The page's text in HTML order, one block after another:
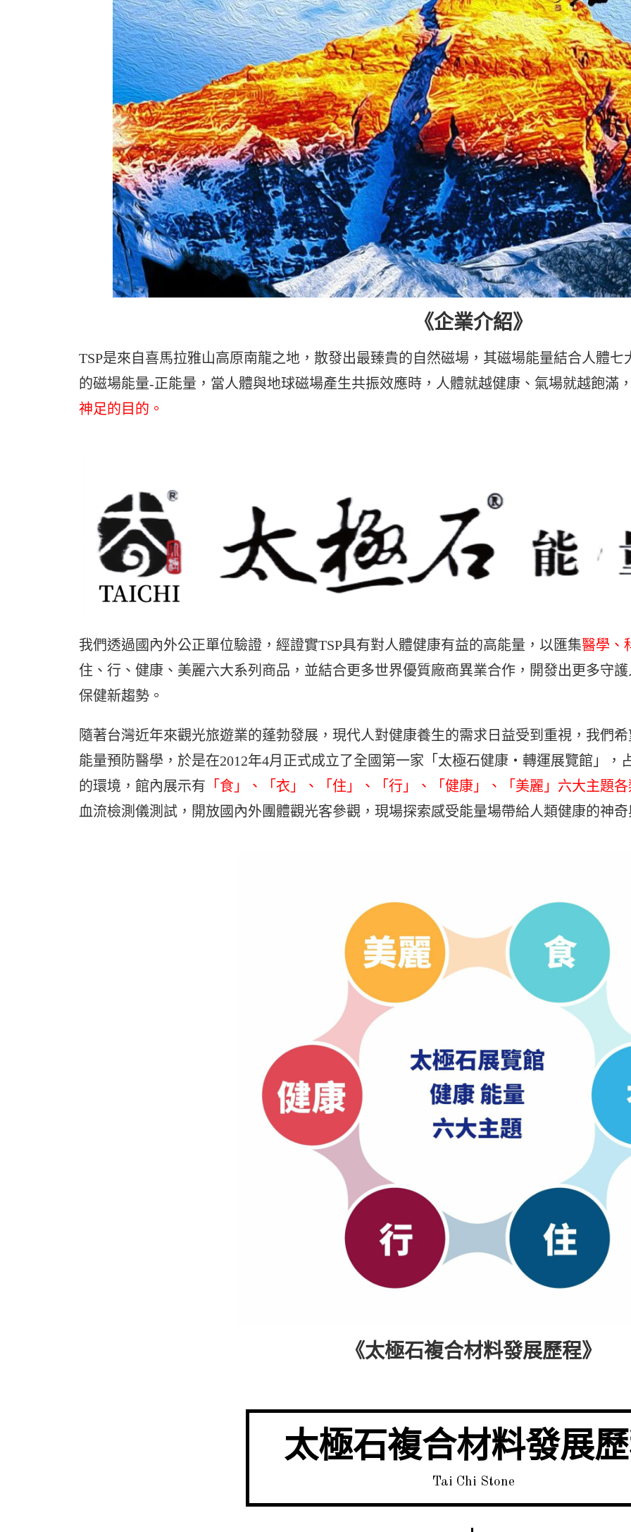
《企業介紹》
TSP是來自喜馬拉雅山高原南龍之地，散發出最臻貴的自然磁場，其磁場能量結合人體
的磁場能量-正能量，當人體與地球磁場產生共振效應時，人體就越健康、氣場就越飽滿
神足的目的。
我們透過國內外公正單位驗證，經證實TSP具有對人體健康有益的高能量，以匯集醫學、
住、行、健康、美麗六大系列商品，並結合更多世界優質廠商異業合作，開發出更多守
保健新趨勢。
隨著台灣近年來觀光旅遊業的蓬勃發展，現代人對健康養生的需求日益受到重視，我們
能量預防醫學，於是在2012年4月正式成立了全國第一家「太極石健康‧轉運展覽館」，
的環境，館內展示有 「食」、「衣」、「住」、「行」、「健康」、「美麗」六大主題
血流檢測儀測試，開放國內外團體觀光客參觀，現場探索感受能量場帶給人類健康的神
《太極石複合材料發展歷程》
太極石複合材料發展
Tai Chi Stone